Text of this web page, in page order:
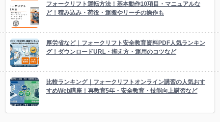
フォークリフト運転方法！基本動作10項目・マニュアルな
ど！積み込み・荷役・運搬やリーチの操作も
厚労省など｜フォークリフト安全教育資料PDF人気ランキン
グ！ダウンロードURL・揃え方・運用のコツなど
比較ランキング｜フォークリフトオンライン講習の人気おす
すめWeb講座！再教育5年・安全教育・技能向上講習など